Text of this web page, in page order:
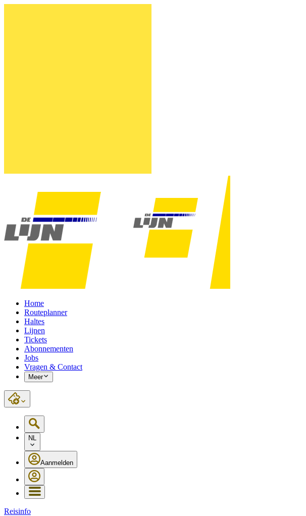
Home
Routeplanner
Haltes
Lijnen
Tickets
Abonnementen
Jobs
Vragen & Contact
Meer
NL
Aanmelden
Reisinfo